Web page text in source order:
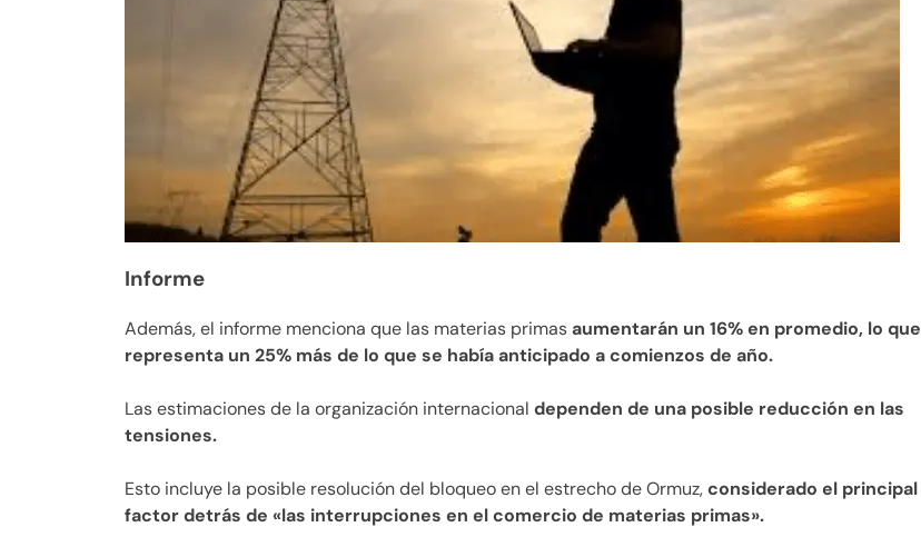
Informe
Además, el informe menciona que las materias primasaumentarán un 16% en promedio, lo que
representa un 25% más de lo que se había anticipado a comienzos de año.
Las estimaciones de la organización internacional dependen de una posible reducción en las
tensiones.
Esto incluye la posible resolución del bloqueo en el estrecho de Ormuz,considerado el principal
factor detrás de «las interrupciones en el comercio de materias primas».